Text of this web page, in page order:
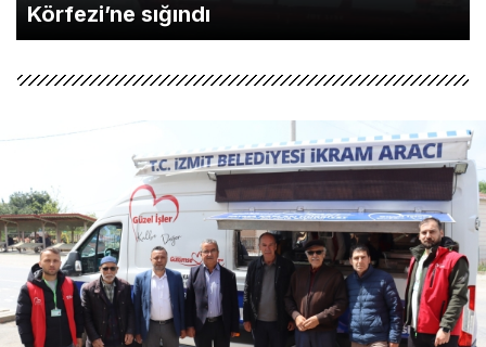
Körfezi’ne sığındı